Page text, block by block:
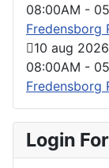
08:00AM -
Fredensborg
10 aug 2026
08:00AM -
Fredensborg
Login